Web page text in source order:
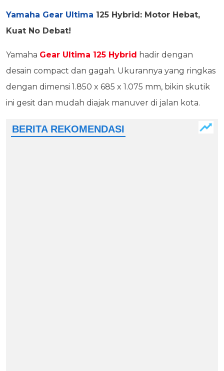
Yamaha Gear Ultima 125 Hybrid: Motor Hebat,
Kuat No Debat!
Yamaha Gear Ultima 125 Hybrid hadir dengan
desain compact dan gagah. Ukurannya yang ringkas
dengan dimensi 1.850 x 685 x 1.075 mm, bikin skutik
ini gesit dan mudah diajak manuver di jalan kota.